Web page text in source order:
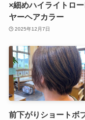
×細めハイライトロー
ヤーヘアカラー
2025年12月7日
前下がりショートボ